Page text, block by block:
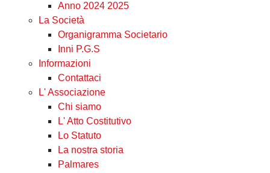
Anno 2024 2025
La Società
Organigramma Societario
Inni P.G.S
Informazioni
Contattaci
L' Associazione
Chi siamo
L' Atto Costitutivo
Lo Statuto
La nostra storia
Palmares